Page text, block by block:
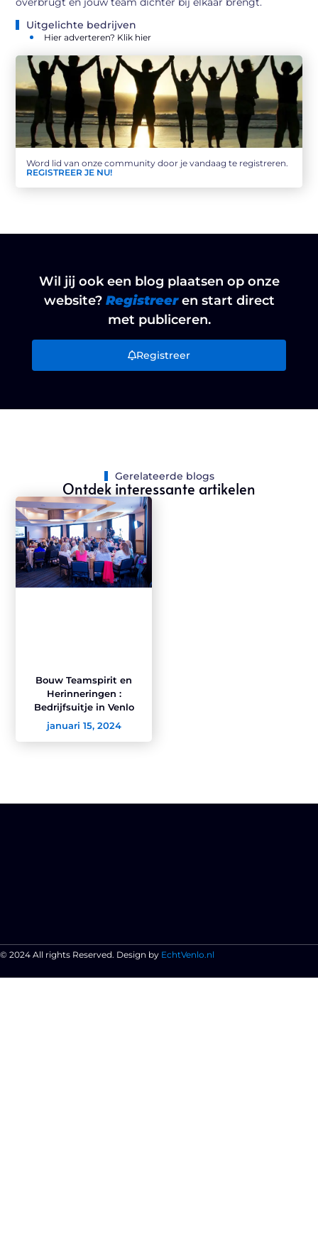
Uitgelichte bedrijven
Hier adverteren? Klik hier
Word lid van onze community door je vandaag te registreren.
REGISTREER JE NU!
Wil jij ook een blog plaatsen op onze
website? Registreer en start direct
met publiceren.
Registreer
Gerelateerde blogs
Ontdek interessante artikelen
Bouw Teamspirit en
Herinneringen :
Bedrijfsuitje in Venlo
januari 15, 2024
© 2024 All rights Reserved. Design by EchtVenlo.nl